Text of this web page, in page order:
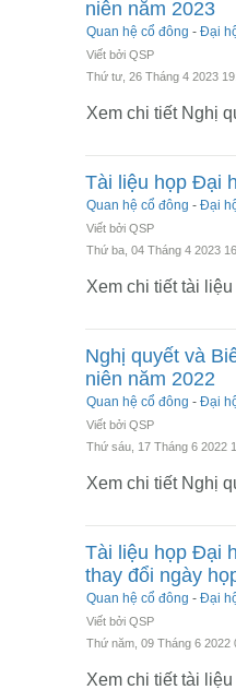
niên năm 2023
Quan hệ cổ đông - Đại
Viết bởi QSP
Thứ tư, 26 Tháng 4 2023
Xem chi tiết Nghị
Tài liệu họp Đại
Quan hệ cổ đông - Đại
Viết bởi QSP
Thứ ba, 04 Tháng 4 2023
Xem chi tiết tài
Nghị quyết và
niên năm 2022
Quan hệ cổ đông - Đại
Viết bởi QSP
Thứ sáu, 17 Tháng 6 2022
Xem chi tiết Nghị
Tài liệu họp Đại
thay đổi ngày
Quan hệ cổ đông - Đại
Viết bởi QSP
Thứ năm, 09 Tháng 6 2022
Xem chi tiết tài liệu